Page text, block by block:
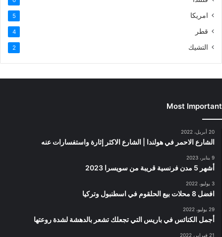
امريكا 5
قطر 4
التشيك 2
Most Important
20 أبريل، 2022
الشارع الاحمر في هولندا | الشارع الاكثر إثارة واستفسارات عنه
9 يناير، 2023
أشهر 5 مدن فرنسية قريبة من سويسرا 2023
3 يوليو، 2022
افضل 8 محلات بيع الحلقوم في اسطنبول وتركيا
29 يوليو، 2022
أجمل الكنائس في باريس التي تجعلك تشعر بالدهشة لشدة روعتها
21 فبراير، 2022